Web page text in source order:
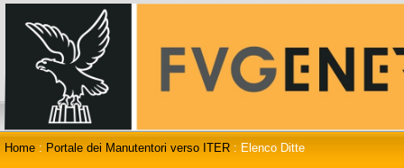
Home : Portale dei Manutentori verso ITER : Elenco Ditte